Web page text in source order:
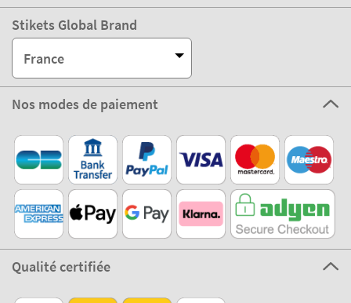
Service clients
A propos de STIKETS
100 % Sécurisé
Stikets Global Brand
France
Nos modes de paiement